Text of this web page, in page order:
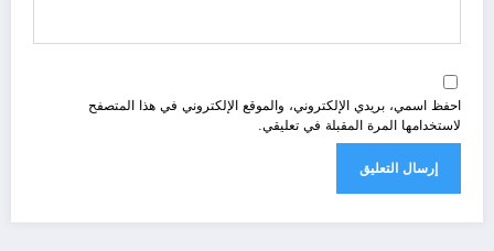
احفظ اسمي، بريدي الإلكتروني، والموقع الإلكتروني في هذا المتصفح
لاستخدامها المرة المقبلة في تعليقي.